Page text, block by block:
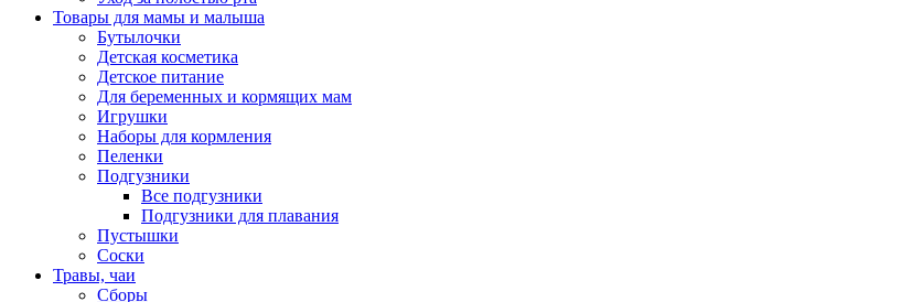
Товары для мамы и малыша
Бутылочки
Детская косметика
Детское питание
Для беременных и кормящих мам
Игрушки
Наборы для кормления
Пеленки
Подгузники
Все подгузники
Подгузники для плавания
Пустышки
Соски
Травы, чаи
Сборы